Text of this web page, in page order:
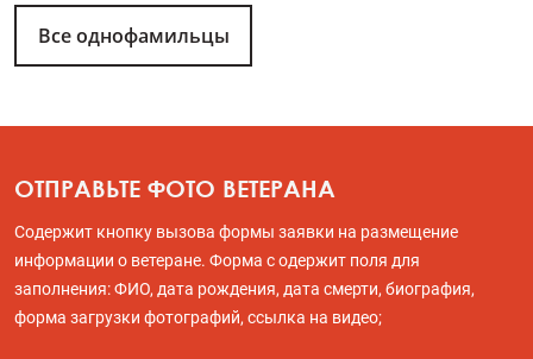
Все однофамильцы
ОТПРАВЬТЕ ФОТО ВЕТЕРАНА
Содержит кнопку вызова формы заявки на размещение
информации о ветеране. Форма с одержит поля для
заполнения: ФИО, дата рождения, дата смерти, биография,
форма загрузки фотографий, ссылка на видео;